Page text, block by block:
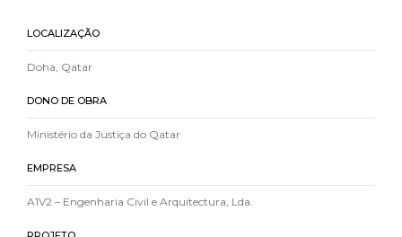
LOCALIZAÇÃO
Doha, Qatar
DONO DE OBRA
Ministério da Justiça do Qatar
EMPRESA
A1V2 – Engenharia Civil e Arquitectura, Lda.